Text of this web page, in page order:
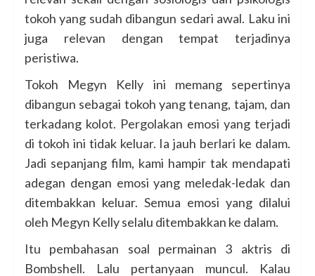
tokoh yang sudah dibangun sedari awal. Laku ini
juga relevan dengan tempat terjadinya
peristiwa.
Tokoh Megyn Kelly ini memang sepertinya
dibangun sebagai tokoh yang tenang, tajam, dan
terkadang kolot. Pergolakan emosi yang terjadi
di tokoh ini tidak keluar. Ia jauh berlari ke dalam.
Jadi sepanjang film, kami hampir tak mendapati
adegan dengan emosi yang meledak-ledak dan
ditembakkan keluar. Semua emosi yang dilalui
oleh Megyn Kelly selalu ditembakkan ke dalam.
Itu pembahasan soal permainan 3 aktris di
Bombshell. Lalu pertanyaan muncul. Kalau